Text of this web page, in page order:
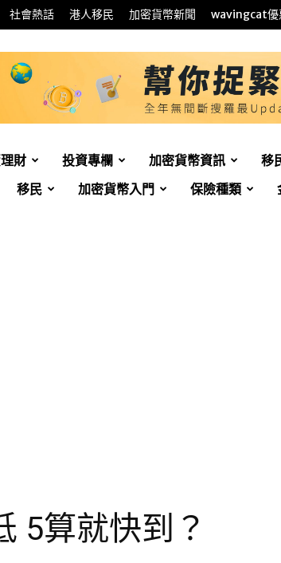
社會熱話 港人移民 加密貨幣新聞 wavingcat優
財 投資專欄 加密貨幣資訊 移
移民 加密貨幣入門 保險種類
5算就快到？